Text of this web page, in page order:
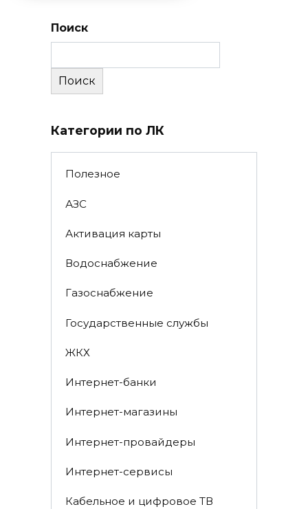
Поиск
Поиск
Категории по ЛК
Полезное
АЗС
Активация карты
Водоснабжение
Газоснабжение
Государственные службы
ЖКХ
Интернет-банки
Интернет-магазины
Интернет-провайдеры
Интернет-сервисы
Кабельное и цифровое ТВ